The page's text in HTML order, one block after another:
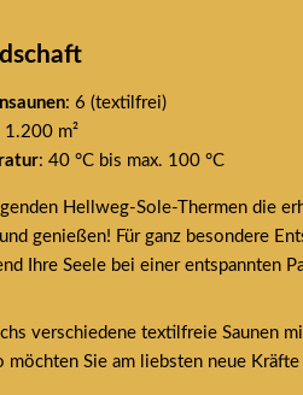
: 6 (textilfrei)
1.200 m²
: 40 °C bis max. 100 °C
Hellweg-Sole-Thermen die
genießen! Für ganz besondere
Ihre Seele bei einer entspannten
verschiedene textilfreie Saunen
möchten Sie am liebsten neue Kräfte